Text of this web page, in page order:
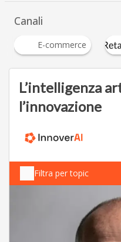
Canali
E-commerce
L’intelligenza
l’innovazione
Filtra per topic